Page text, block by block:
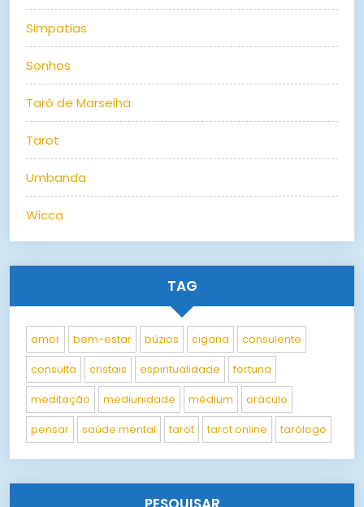
Simpatias
Sonhos
Tarô de Marselha
Tarot
Umbanda
Wicca
TAG
amor bem-estar búzios cigana consulente
consulta cristais espiritualidade fortuna
meditação mediunidade médium oráculo
pensar saúde mental tarot tarot online tarólogo